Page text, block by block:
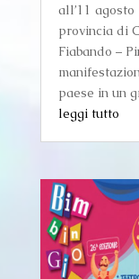
all’11
provincia di
Fiabando –
paese in un
leggi tutto